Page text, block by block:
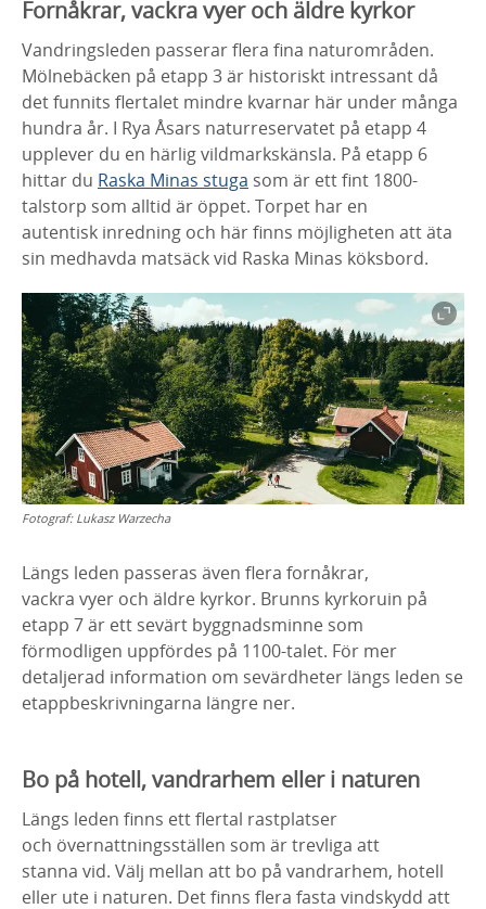
Fornåkrar, vackra vyer och äldre kyrkor
Vandringsleden passerar flera fina naturområden.
Mölnebäcken på etapp 3 är historiskt intressant då
det funnits flertalet mindre kvarnar här under många
hundra år. I Rya Åsars naturreservatet på etapp 4
upplever du en härlig vildmarkskänsla. På etapp 6
hittar du Raska Minas stuga som är ett fint 1800-
talstorp som alltid är öppet. Torpet har en
autentisk inredning och här finns möjligheten att äta
sin medhavda matsäck vid Raska Minas köksbord.
Fotograf: Lukasz Warzecha
Längs leden passeras även flera fornåkrar,
vackra vyer och äldre kyrkor. Brunns kyrkoruin på
etapp 7 är ett sevärt byggnadsminne som
förmodligen uppfördes på 1100-talet. För mer
detaljerad information om sevärdheter längs leden se
etappbeskrivningarna längre ner.
Bo på hotell, vandrarhem eller i naturen
Längs leden finns ett flertal rastplatser
och övernattningsställen som är trevliga att
stanna vid. Välj mellan att bo på vandrarhem, hotell
eller ute i naturen. Det finns flera fasta vindskydd att